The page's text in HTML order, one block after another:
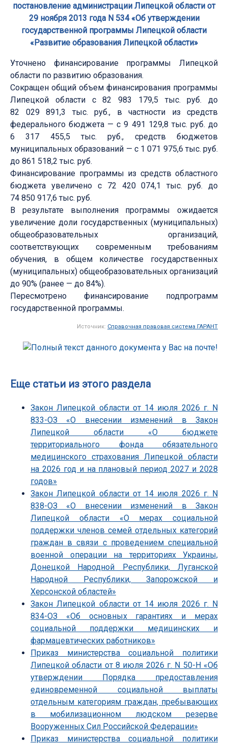
постановление администрации Липецкой области от
29 ноября 2013 года N 534 «Об утверждении
государственной программы Липецкой области
«Развитие образования Липецкой области»
Уточнено финансирование программы Липецкой
области по развитию образования.
Сокращен общий объем финансирования программы
Липецкой области с 82 983 179,5 тыс. руб. до
82 029 891,3 тыс. руб., в частности из средств
федерального бюджета — с 9 491 129,8 тыс. руб. до
6 317 455,5 тыс. руб., средств бюджетов
муниципальных образований — с 1 071 975,6 тыс. руб.
до 861 518,2 тыс. руб.
Финансирование программы из средств областного
бюджета увеличено с 72 420 074,1 тыс. руб. до
74 850 917,6 тыс. руб.
В результате выполнения программы ожидается
увеличение доли государственных (муниципальных)
общеобразовательных организаций,
соответствующих современным требованиям
обучения, в общем количестве государственных
(муниципальных) общеобразовательных организаций
до 90% (ранее — до 84%).
Пересмотрено финансирование подпрограмм
государственной программы.
Источник: Справочная правовая система ГАРАНТ
Еще статьи из этого раздела
Закон Липецкой области от 14 июля 2026 г. N
833-ОЗ «О внесении изменений в Закон
Липецкой области «О бюджете
территориального фонда обязательного
медицинского страхования Липецкой области
на 2026 год и на плановый период 2027 и 2028
годов»
Закон Липецкой области от 14 июля 2026 г. N
838-ОЗ «О внесении изменений в Закон
Липецкой области «О мерах социальной
поддержки членов семей отдельных категорий
граждан в связи с проведением специальной
военной операции на территориях Украины,
Донецкой Народной Республики, Луганской
Народной Республики, Запорожской и
Херсонской областей»
Закон Липецкой области от 14 июля 2026 г. N
834-ОЗ «Об основных гарантиях и мерах
социальной поддержки медицинских и
фармацевтических работников»
Приказ министерства социальной политики
Липецкой области от 8 июля 2026 г. N 50-Н «Об
утверждении Порядка предоставления
единовременной социальной выплаты
отдельным категориям граждан, пребывающих
в мобилизационном людском резерве
Вооруженных Сил Российской Федерации»
Приказ министерства социальной политики